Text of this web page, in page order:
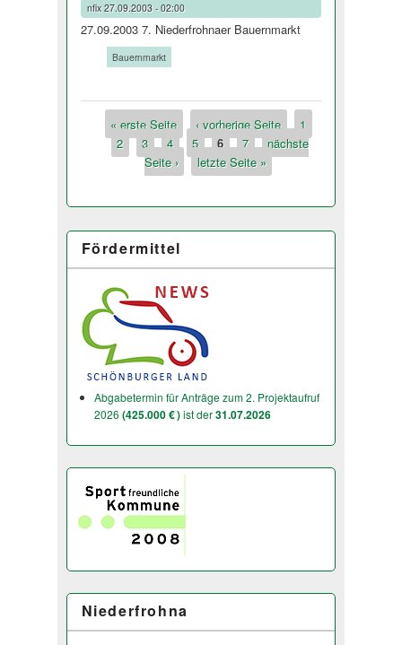
nfix27.09.2003 - 02:00
27.09.2003 7. Niederfrohnaer Bauernmarkt
Bauernmarkt
Seiten
« erste Seite ‹ vorherige Seite
1
2
3 4 5 6 7
nächste
Seite ›
letzte Seite »
Fördermittel
Abgabetermin für Anträge zum 2. Projektaufruf
2026 (425.000 € )ist der31.07.2026
Niederfrohna